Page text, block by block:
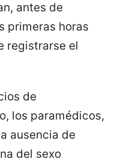
antes de
primeras horas
registrarse el
de
los paramédicos,
ausencia de
del sexo